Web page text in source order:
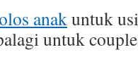
anak untuk
untuk